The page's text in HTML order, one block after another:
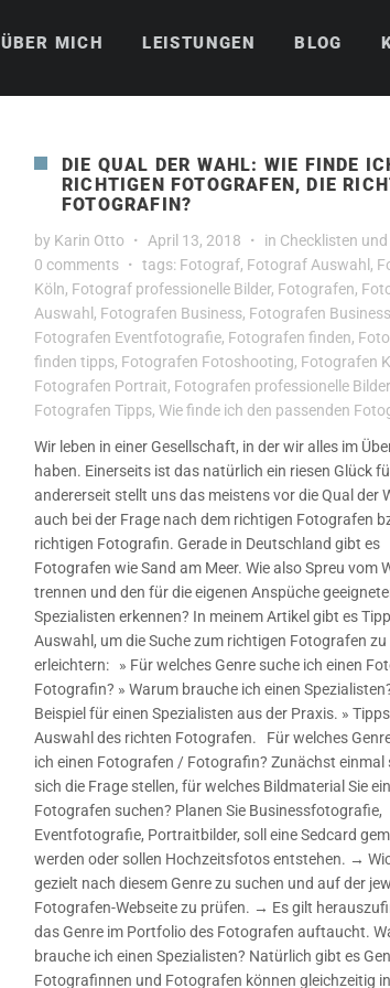
ÜBER MICH LEISTUNGEN BLOG
DIE QUAL DER WAHL: WIE FINDE
RICHTIGEN FOTOGRAFEN, DIE
FOTOGRAFIN?
by Karin Otto April 13, 2018 in Checklisten
0 comments
tags: Fotograf, Fotograf Auswahl ,
Köln, Fotograf professionelle Bilder, Fotografen,
Auswahl , Fotografen Business, Fotografen
Fotografen Eventfotografie, Fotografen finden,
finden tipps, Fotografen Fotoshooting, Fotografen
Fotografen Portrait, Fotografen professionelle Bilder
Fotografen Tipps, Wie finde ich den passenden
Wir leben in einer Gesellschaft, in der wir alles im
haben. Einerseits ist das natürlich ein riesen Glück
andererseit stellt uns das meistens vor die Qual der
auch bei der Frage nach dem richtigen Fotografen
richtigen Fotografin. Gerade in Deutschland gibt es
Fotografen wie Sand am Meer. Wie also Spreu vom
trennen und den für die eigenen Anspüche
Spezialisten erkennen? In meinem Artikel gibt es
Auswahl, um die Suche zum richtigen Fotografen zu
erleichtern: » Für welches Genre suche ich einen
Fotografin? » Warum brauche ich einen
Beispiel für einen Spezialisten aus der Praxis. »
Auswahl des richten Fotografen. Für welches
ich einen Fotografen / Fotografin? Zunächst einmal
sich die Frage stellen, für welches Bildmaterial Sie
Fotografen suchen? Planen Sie Businessfotografie,
Eventfotografie, Portraitbilder, soll eine Sedcard
werden oder sollen Hochzeitsfotos entstehen. →
gezielt nach diesem Genre zu suchen und auf der
Fotografen-Webseite zu prüfen. → Es gilt
das Genre im Portfolio des Fotografen auftaucht.
brauche ich einen Spezialisten? Natürlich gibt es
Fotografinnen und Fotografen können gleichzeitig in